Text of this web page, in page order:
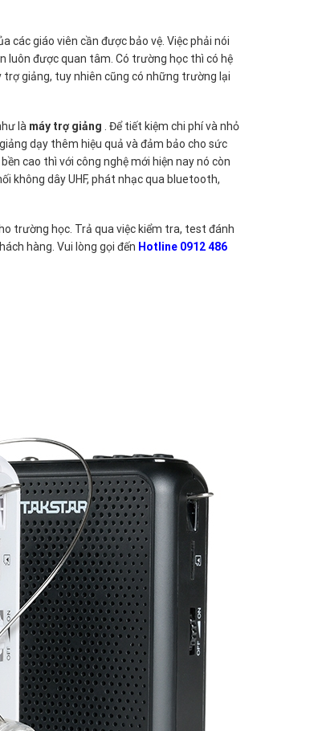
các giáo viên cần được bảo vệ. Việc phải nói
luôn được quan tâm. Có trường học thì có hệ
giảng, tuy nhiên cũng có những trường lại
là máy trợ giảng . Để tiết kiệm chi phí và nhỏ
dạy thêm hiệu quả và đảm bảo cho sức
cao thì với công nghệ mới hiện nay nó còn
không dây UHF, phát nhạc qua bluetooth,
trường học. Trả qua việc kiểm tra, test đánh
hàng. Vui lòng gọi đến Hotline 0912 486